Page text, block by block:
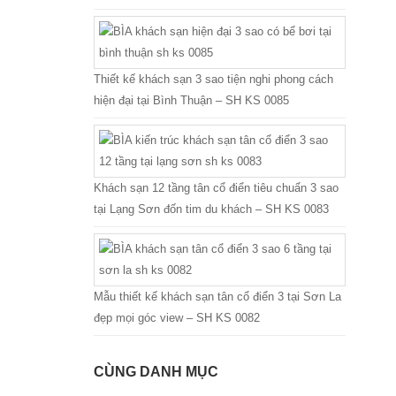
Thiết kế khách sạn 3 sao tiện nghi phong cách
hiện đại tại Bình Thuận – SH KS 0085
Khách sạn 12 tầng tân cổ điển tiêu chuẩn 3 sao
tại Lạng Sơn đốn tim du khách – SH KS 0083
Mẫu thiết kế khách sạn tân cổ điển 3 tại Sơn La
đẹp mọi góc view – SH KS 0082
CÙNG DANH MỤC